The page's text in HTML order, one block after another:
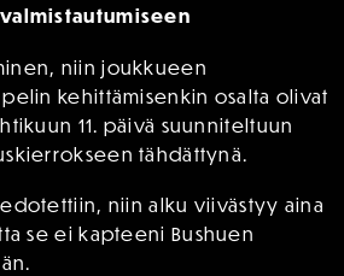
niin joukkueen
kehittämisenkin osalta olivat
11. päivä suunniteltuun
tähdättynä.
niin alku viivästyy aina
se ei kapteeni Bushuen